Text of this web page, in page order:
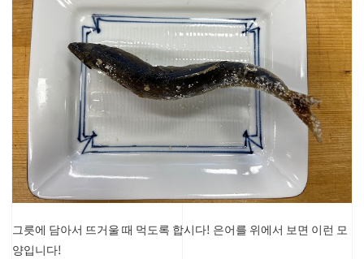
그릇에 담아서 뜨거울 때 먹도록 합시다! 은어를 위에서 보면 이런 모
양입니다!